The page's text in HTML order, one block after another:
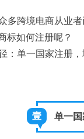
多跨境电商从业
标如何注册呢？
：单一国家注册
壹 单一